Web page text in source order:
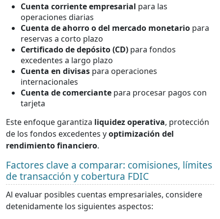
Cuenta corriente empresarial para las
operaciones diarias
Cuenta de ahorro o del mercado monetario para
reservas a corto plazo
Certificado de depósito (CD) para fondos
excedentes a largo plazo
Cuenta en divisas para operaciones
internacionales
Cuenta de comerciante para procesar pagos con
tarjeta
Este enfoque garantiza liquidez operativa, protección
de los fondos excedentes yoptimización del
rendimiento financiero.
Factores clave a comparar: comisiones, límites
de transacción y cobertura FDIC
Al evaluar posibles cuentas empresariales, considere
detenidamente los siguientes aspectos: